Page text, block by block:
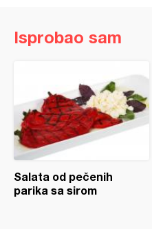
Isprobao sam
Salata od pečenih
parika sa sirom